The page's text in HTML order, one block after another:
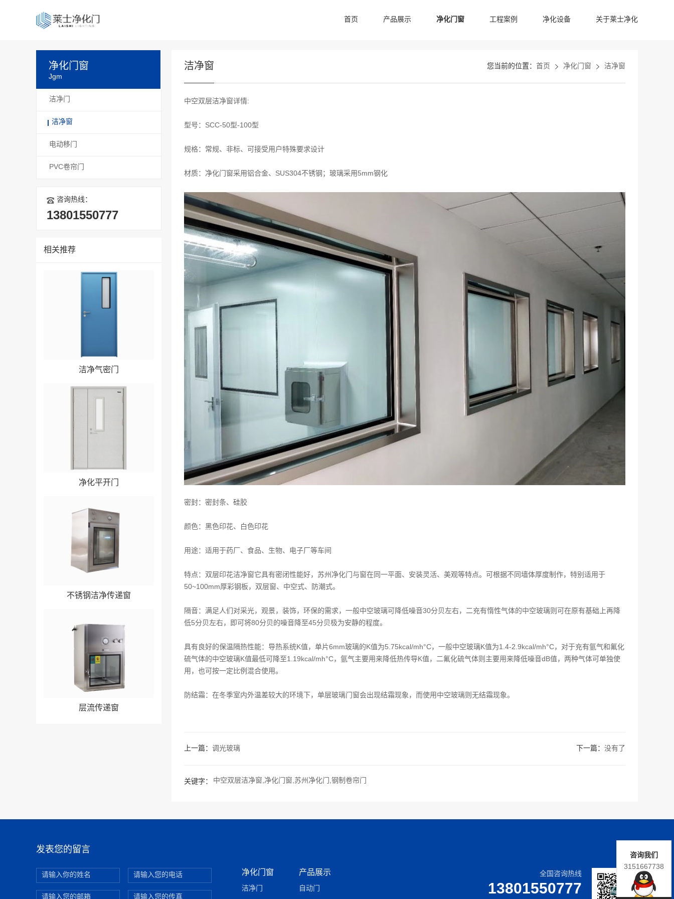
首页 产品展示 净化门窗 工程案例 净化设备 关于莱士净化
净化门窗
Jgm
洁净门
洁净窗
电动移门
PVC卷帘门
咨询热线：
13801550777
相关推荐
洁净气密门
净化平开门
不锈钢洁净传递窗
层流传递窗
洁净窗 您当前的位置： 首页 净化门窗 洁净窗
中空双层洁净窗详情:
型号：SCC-50型-100型
规格：常规、非标、可接受用户特殊要求设计
材质：净化门窗采用铝合金、SUS304不锈钢；玻璃采用5mm钢化
密封：密封条、硅胶
颜色：黑色印花、白色印花
用途： 适用于药厂、食品、生物、电子厂等车间
特点： 双层印花洁净窗它具有密闭性能好，苏州净化门与窗在同一平面、安装灵活、美观等特点。可根据不同墙体厚度制作，特别适用于
50~100mm厚彩钢板，双层窗、中空式、防潮式。
隔音：满足人们对采光，观景，装饰，环保的需求，一般中空玻璃可降低噪音30分贝左右，二充有惰性气体的中空玻璃则可在原有基础上再降
低5分贝左右，即可将80分贝的噪音降至45分贝极为安静的程度。
具有良好的保温隔热性能：导热系统K值，单片6mm玻璃的K值为5.75kcal/mh°C，一般中空玻璃K值为1.4-2.9kcal/mh°C，对于充有氩气和氟化
硫气体的中空玻璃K值最低可降至1.19kcal/mh°C，氩气主要用来降低热传导K值，二氟化硫气体则主要用来降低噪音dB值，两种气体可单独使
用，也可按一定比例混合使用。
防结霜：在冬季室内外温差较大的环境下，单层玻璃门窗会出现结霜现象，而使用中空玻璃则无结霜现象。
上一篇： 调光玻璃 下一篇： 没有了
关键字： 中空双层洁净窗,净化门窗,苏州净化门,钢制卷帘门
发表您的留言
净化门窗
洁净门
产品展示
自动门
全国咨询热线
13801550777
咨询我们
3151667738